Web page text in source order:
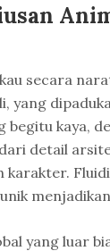
secara
yang
begitu kaya,
detail
karakter.
yang luar